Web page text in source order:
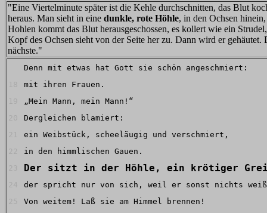
"Eine Viertelminute später ist die Kehle durchschnitten, das Blut
heraus. Man sieht in eine dunkle, rote Höhle, in den Ochsen
Hohlen kommt das Blut herausgeschossen, es kollert wie ein
Kopf des Ochsen sieht von der Seite her zu. Dann wird er gehäutet.
nächste."
Denn mit etwas hat Gott sie schön angeschmiert:
mit ihren Frauen.
„Mein Mann, mein Mann!“
Dergleichen blamiert:
ein Weibstück, scheeläugig und verschmiert,
in den himmlischen Gauen.
Der sitzt in der Höhle, ein krötiger
der spricht nur von sich, weil er sonst nichts
Von weitem! Laß sie am Himmel brennen!